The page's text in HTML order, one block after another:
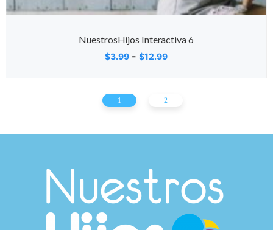
NuestrosHijos Interactiva 6
$3.99 - $12.99
1 2